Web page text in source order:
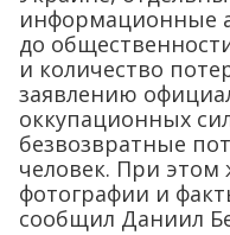
информационные
до
и количество
заявлению
оккупационных
безвозвратные
человек. При
фотографии и
сообщил Даниил